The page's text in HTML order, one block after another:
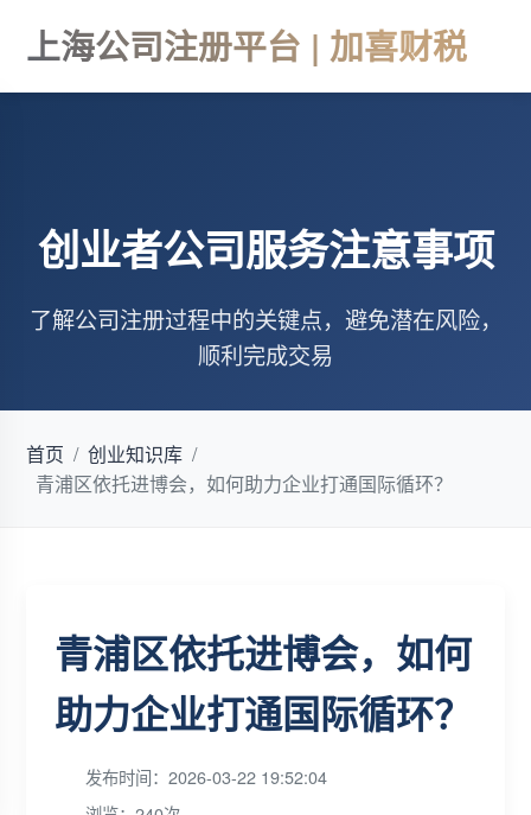
上海公司注册平台 | 加喜财税
创业者公司服务注意事项
了解公司注册过程中的关键点，避免潜在风险，
顺利完成交易
首页 / 创业知识库 /
青浦区依托进博会，如何助力企业打通国际循环？
青浦区依托进博会，如何
助力企业打通国际循环？
发布时间：2026-03-22 19:52:04